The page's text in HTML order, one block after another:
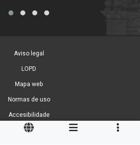
Aviso legal
LOPD
Mapa web
Normas de uso
Accesibilidade
Xestión de cookies